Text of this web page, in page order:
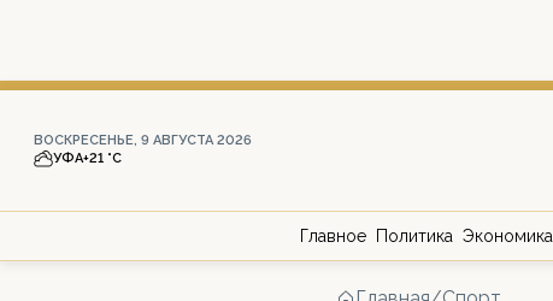
ВОСКРЕСЕНЬЕ, 9 АВГУСТА 2026
УФА+21 °С
Главное Политика Экономика